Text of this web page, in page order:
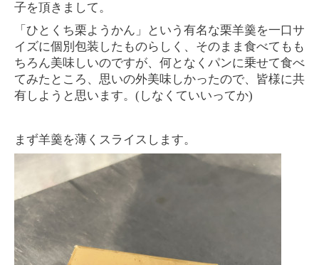
子を頂きまして。
「ひとくち栗ようかん」という有名な栗羊羹を一口サ
イズに個別包装したものらしく、そのまま食べてもも
ちろん美味しいのですが、何となくパンに乗せて食べ
てみたところ、思いの外美味しかったので、皆様に共
有しようと思います。 ( しなくていいってか)
まず羊羹を薄くスライスします。